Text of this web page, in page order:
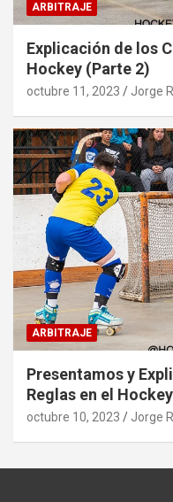
ARBITRAJE
Explicación de los
Hockey (Parte 2)
octubre 11, 2023 Jorge
ARBITRAJE
Presentamos y
Reglas en el Hockey
octubre 10, 2023 Jorge